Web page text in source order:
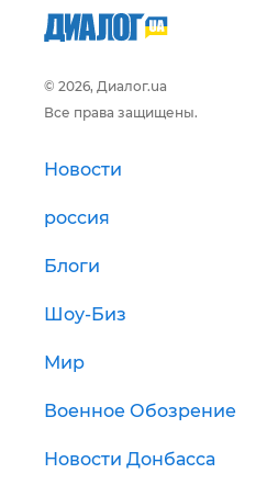
© 2026, Диалог.ua
Все права защищены.
Новости
россия
Блоги
Шоу-Биз
Мир
Военное Обозрение
Новости Донбасса